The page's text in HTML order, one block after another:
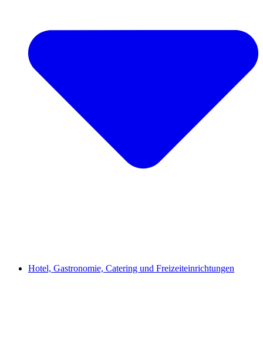
Hotel, Gastronomie, Catering und Freizeiteinrichtungen